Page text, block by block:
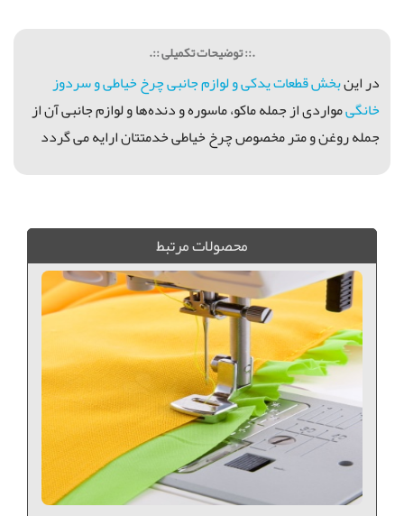
.:: توضیحات تکمیلی ::.
در اينبخش قطعات يدکی و لوازم جانبی چرخ خياطی و سردوز
خانگیمواردی از جمله ماكو، ماسوره و دنده‌ها و لوازم جانبی آن از
جمله روغن و متر مخصوص چرخ خیاطی خدمتتان ارايه می گردد
محصولات مرتبط